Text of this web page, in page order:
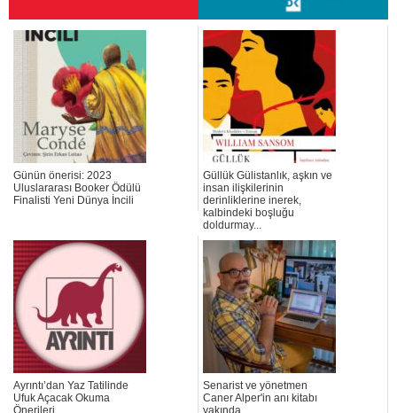
Günün önerisi: 2023
Uluslararası Booker Ödülü
Finalisti Yeni Dünya İncili
Güllük Gülistanlık, aşkın ve
insan ilişkilerinin
derinliklerine inerek,
kalbindeki boşluğu
doldurmay...
Ayrıntı’dan Yaz Tatilinde
Ufuk Açacak Okuma
Önerileri
Senarist ve yönetmen
Caner Alper'in anı kitabı
yakında